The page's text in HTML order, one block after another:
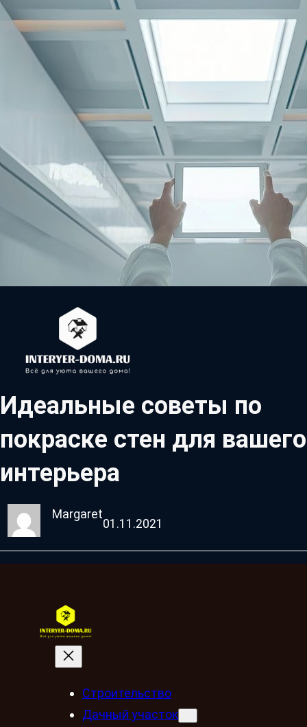
Идеальные советы по
покраске стен для вашего
интерьера
Margaret
01.11.2021
Строительство
Дачный участок